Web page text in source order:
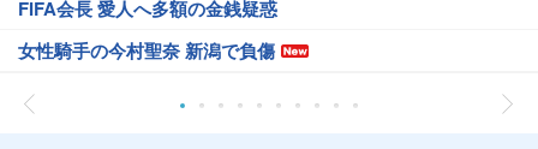
FIFA会長 愛人へ多額の金銭疑惑
女性騎手の今村聖奈 新潟で負傷